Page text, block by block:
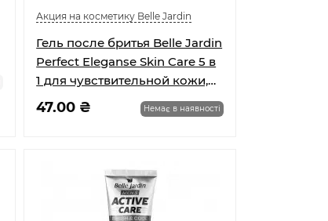
Акция на косметику Belle Jardin
Гель после бритья Belle Jardin
Perfect Eleganse Skin Care 5 в
1 для чувствительной кожи,
100мл
47.00 ₴ Немає в наявності